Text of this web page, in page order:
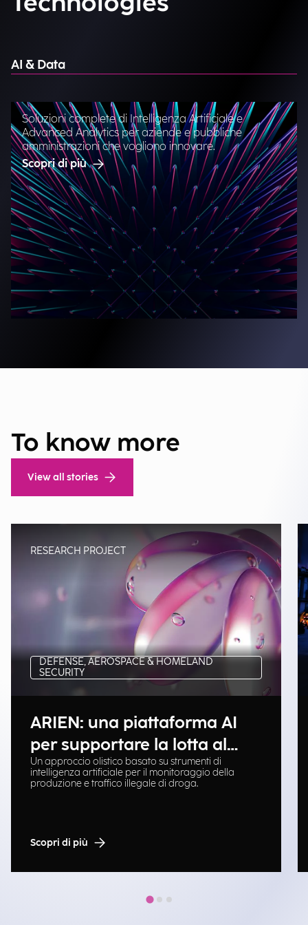
AI & Data
Soluzioni complete di Intelligenza Artificiale e
Advanced Analytics per aziende e pubbliche
amministrazioni che vogliono innovare.
Scopri di più
To know more
View all stories
RESEARCH PROJECT
DEFENSE, AEROSPACE & HOMELAND
SECURITY
ARIEN: una piattaforma AI
per supportare la lotta al
traffico illegale di droga
Un approccio olistico basato su strumenti di
intelligenza artificiale per il monitoraggio della
produzione e traffico illegale di droga.
Scopri di più